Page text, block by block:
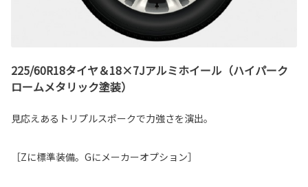
225/60R18タイヤ＆18×7Jアルミホイール（ハイパーク
ロームメタリック塗装）
見応えあるトリプルスポークで力強さを演出。
［Zに標準装備。Gにメーカーオプション］